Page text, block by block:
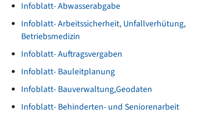
Infoblatt- Abwasserabgabe
Infoblatt- Arbeitssicherheit, Unfallverhütung,
Betriebsmedizin
Infoblatt- Auftragsvergaben
Infoblatt- Bauleitplanung
Infoblatt- Bauverwaltung,Geodaten
Infoblatt- Behinderten- und Seniorenarbeit